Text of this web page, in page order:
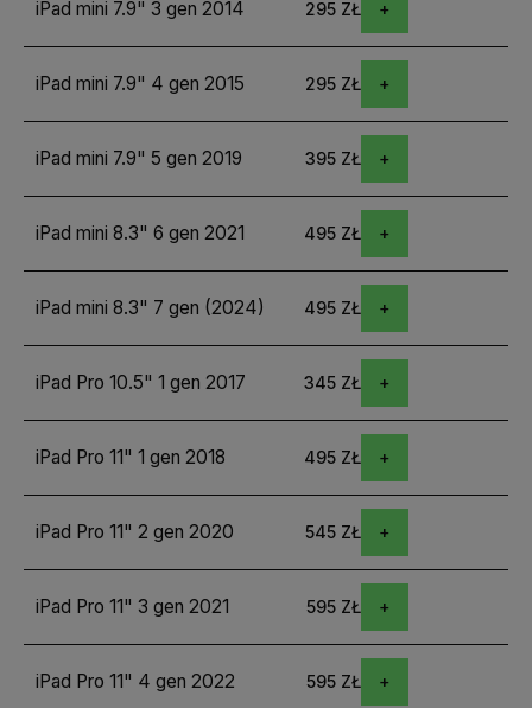
iPad mini 7.9" 3 gen 2014 295 ZŁ
iPad mini 7.9" 4 gen 2015 295 ZŁ
iPad mini 7.9" 5 gen 2019 395 ZŁ
iPad mini 8.3" 6 gen 2021 495 ZŁ
iPad mini 8.3" 7 gen (2024) 495 ZŁ
iPad Pro 10.5" 1 gen 2017 345 ZŁ
iPad Pro 11" 1 gen 2018 495 ZŁ
iPad Pro 11" 2 gen 2020 545 ZŁ
iPad Pro 11" 3 gen 2021 595 ZŁ
iPad Pro 11" 4 gen 2022 595 ZŁ